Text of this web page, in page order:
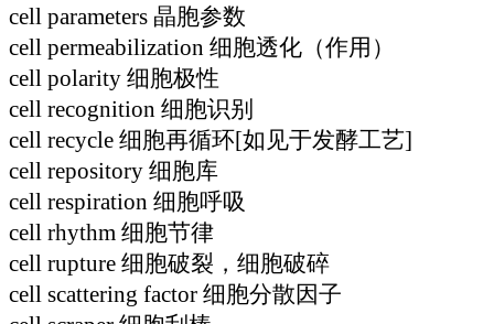
cell parameters 晶胞参数
cell permeabilization 细胞透化（作用）
cell polarity 细胞极性
cell recognition 细胞识别
cell recycle 细胞再循环[如见于发酵工艺]
cell repository 细胞库
cell respiration 细胞呼吸
cell rhythm 细胞节律
cell rupture 细胞破裂，细胞破碎
cell scattering factor 细胞分散因子